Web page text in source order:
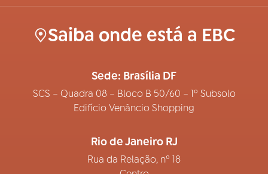
Saiba onde está a EBC
Sede: Brasília DF
SCS – Quadra 08 – Bloco B 50/60 – 1º Subsolo
Edifício Venâncio Shopping
Rio de Janeiro RJ
Rua da Relação, nº 18